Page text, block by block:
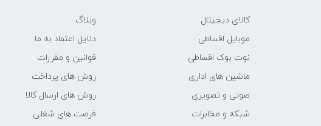
کالای دیجیتال
موبایل اقساطی
نوت بوک اقساطی
ماشین های اداری
صوتی و تصویری
شبکه و مخابرات
وبلاگ
دلایل اعتماد به ما
قوانین و مقررات
روش های پرداخت
روش های ارسال کالا
فرصت های شغلی